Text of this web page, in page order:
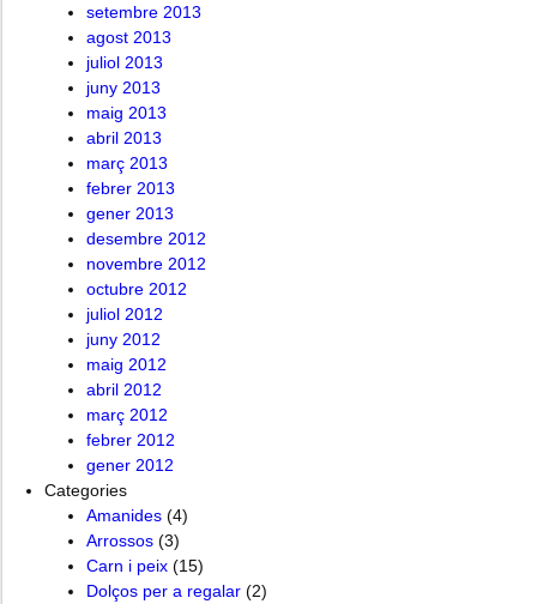
setembre 2013
agost 2013
juliol 2013
juny 2013
maig 2013
abril 2013
març 2013
febrer 2013
gener 2013
desembre 2012
novembre 2012
octubre 2012
juliol 2012
juny 2012
maig 2012
abril 2012
març 2012
febrer 2012
gener 2012
Categories
Amanides (4)
Arrossos (3)
Carn i peix (15)
Dolços per a regalar (2)